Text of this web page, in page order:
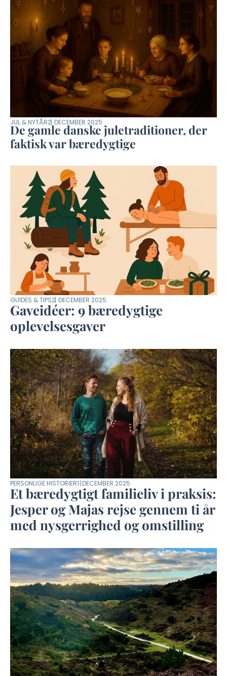
JUL & NYTÅR2. DECEMBER 2025
De gamle danske juletraditioner, der
faktisk var bæredygtige
GUIDES & TIPS2. DECEMBER 2025
Gaveidéer: 9 bæredygtige
oplevelsesgaver
PERSONLIGE HISTORIER1. DECEMBER 2025
Et bæredygtigt familieliv i praksis:
Jesper og Majas rejse gennem ti år
med nysgerrighed og omstilling